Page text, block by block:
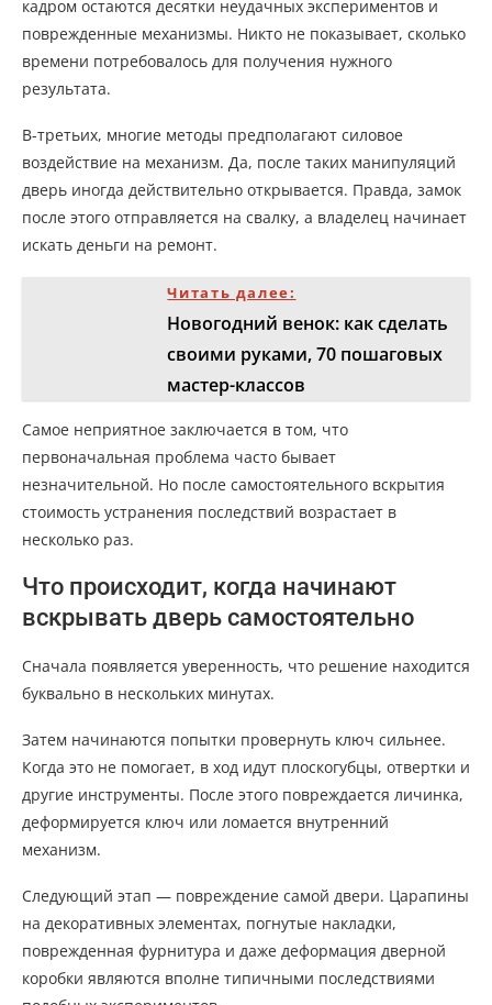
кадром остаются десятки неудачных экспериментов и
поврежденные механизмы. Никто не показывает, сколько
времени потребовалось для получения нужного
результата.
В-третьих, многие методы предполагают силовое
воздействие на механизм. Да, после таких манипуляций
дверь иногда действительно открывается. Правда, замок
после этого отправляется на свалку, а владелец начинает
искать деньги на ремонт.
Читать далее:
Новогодний венок: как сделать
своими руками, 70 пошаговых
мастер-классов
Самое неприятное заключается в том, что
первоначальная проблема часто бывает
незначительной. Но после самостоятельного вскрытия
стоимость устранения последствий возрастает в
несколько раз.
Что происходит, когда начинают
вскрывать дверь самостоятельно
Сначала появляется уверенность, что решение находится
буквально в нескольких минутах.
Затем начинаются попытки провернуть ключ сильнее.
Когда это не помогает, в ход идут плоскогубцы, отвертки и
другие инструменты. После этого повреждается личинка,
деформируется ключ или ломается внутренний
механизм.
Следующий этап — повреждение самой двери. Царапины
на декоративных элементах, погнутые накладки,
поврежденная фурнитура и даже деформация дверной
коробки являются вполне типичными последствиями